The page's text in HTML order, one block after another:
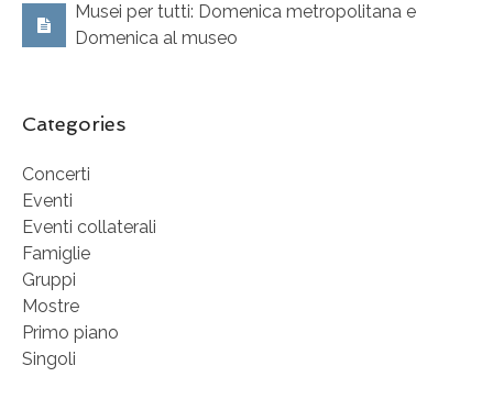
Musei per tutti: Domenica metropolitana e
Domenica al museo
Categories
Concerti
Eventi
Eventi collaterali
Famiglie
Gruppi
Mostre
Primo piano
Singoli